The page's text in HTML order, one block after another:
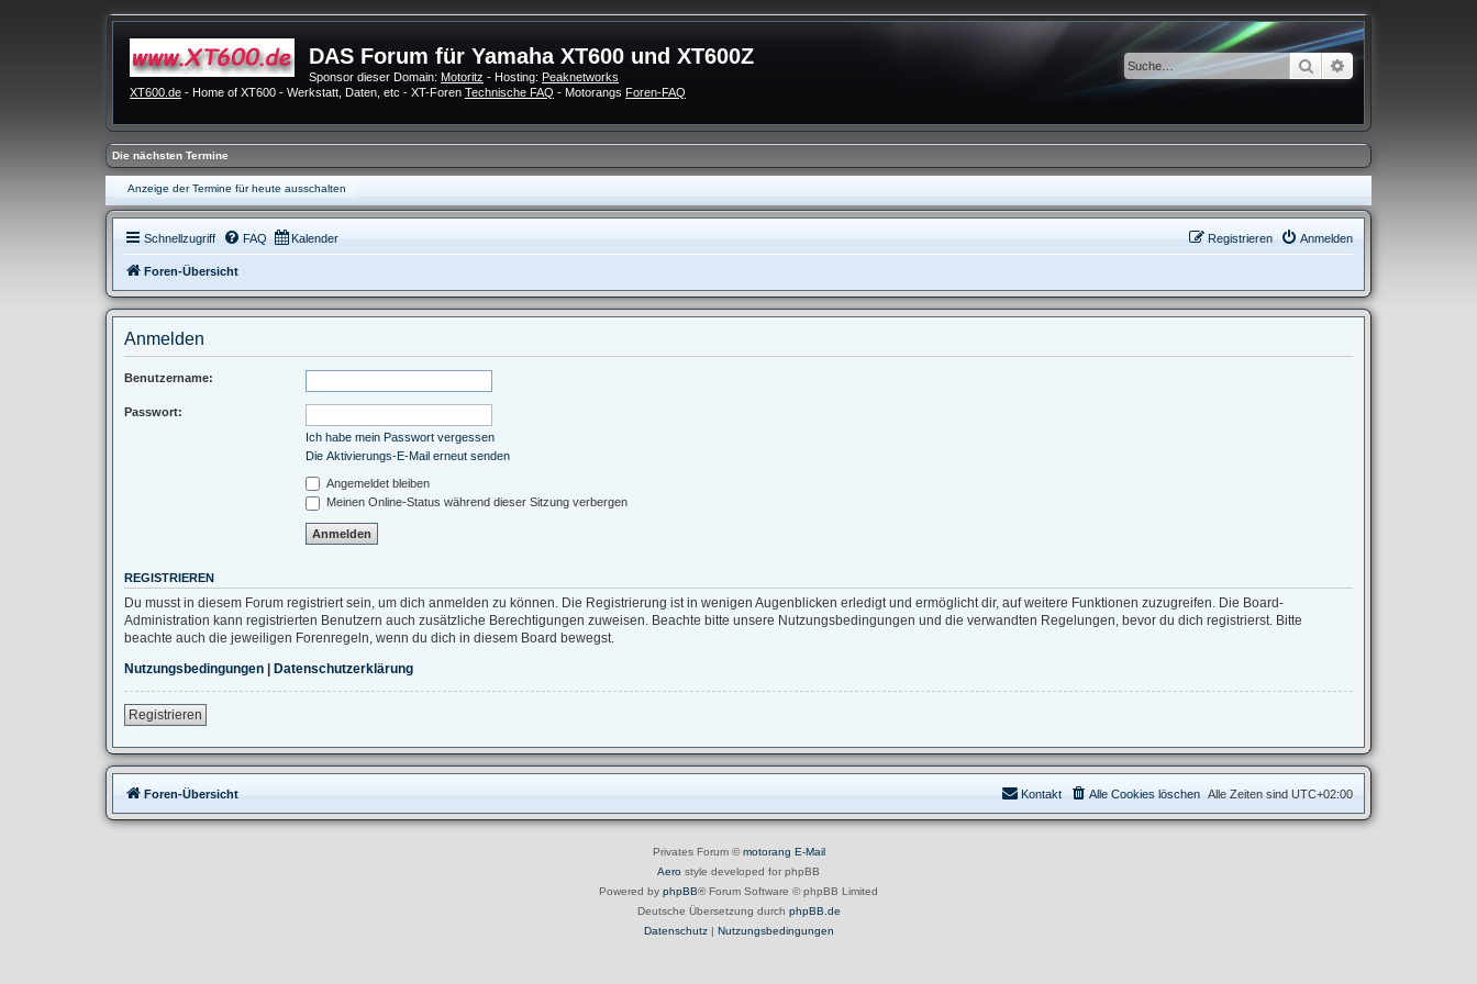
DAS Forum für Yamaha XT600 und XT600Z
Sponsor dieser Domain: Motoritz - Hosting: Peaknetworks
XT600.de - Home of XT600 - Werkstatt, Daten, etc - XT-Foren Technische FAQ - Motorangs Foren-FAQ
Suche Erweiterte Suche
Die nächsten Termine
Anzeige der Termine für heute ausschalten
Schnellzugriff FAQ Kalender Anmelden
Registrieren
Foren-Übersicht
Anmelden
Benutzername:
Passwort:
Ich habe mein Passwort vergessen
Die Aktivierungs-E-Mail erneut senden
Angemeldet bleiben
Meinen Online-Status während dieser Sitzung verbergen
REGISTRIEREN
Du musst in diesem Forum registriert sein, um dich anmelden zu können. Die Registrierung ist in wenigen Augenblicken erledigt und ermöglicht dir, auf weitere Funktionen zuzugreifen. Die Board-
Administration kann registrierten Benutzern auch zusätzliche Berechtigungen zuweisen. Beachte bitte unsere Nutzungsbedingungen und die verwandten Regelungen, bevor du dich registrierst. Bitte
beachte auch die jeweiligen Forenregeln, wenn du dich in diesem Board bewegst.
Nutzungsbedingungen
Datenschutzerklärung
Registrieren
Foren-Übersicht Alle Zeiten sind UTC+02:00
Alle Cookies löschen
Kontakt
Privates Forum ©motorang E-Mail
Aero style developed for phpBB
Powered by phpBB® Forum Software © phpBB Limited
Deutsche Übersetzung durch phpBB.de
Datenschutz| Nutzungsbedingungen